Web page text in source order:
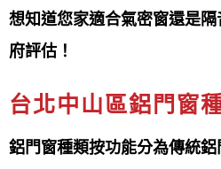
的品質施作上的用心
鋁門窗工程宅急便提供秉持安
還帶給您最安全的產品
想知道您家適合氣密窗還是
府評估！
台北中山區鋁門窗
鋁門窗種類按功能分為傳統